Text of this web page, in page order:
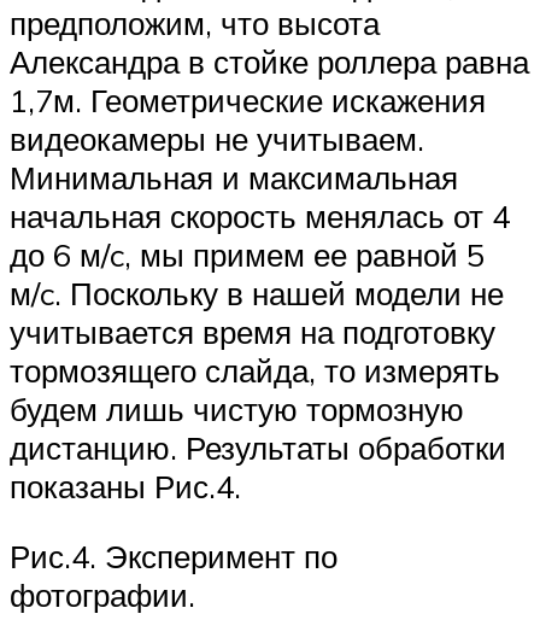
предположим, что высота
Александра в стойке роллера равна
1,7м. Геометрические искажения
видеокамеры не учитываем.
Минимальная и максимальная
начальная скорость менялась от 4
до 6 м/c, мы примем ее равной 5
м/c. Поскольку в нашей модели не
учитывается время на подготовку
тормозящего слайда, то измерять
будем лишь чистую тормозную
дистанцию. Результаты обработки
показаны Рис.4.
Рис.4. Эксперимент по
фотографии.